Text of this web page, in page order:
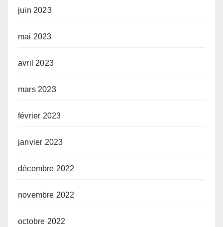
juin 2023
mai 2023
avril 2023
mars 2023
février 2023
janvier 2023
décembre 2022
novembre 2022
octobre 2022